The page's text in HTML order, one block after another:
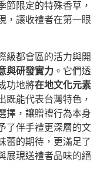
節限定的特殊香草，
，讓收禮者在第一眼
級都會區的活力與開
與研發實力 。它們透
功地將在地文化元素
既能代表台灣特色，
擇，讓贈禮行為本身
了伴手禮更深層的文
蕾的期待，更滿足了
展現送禮者品味的絕